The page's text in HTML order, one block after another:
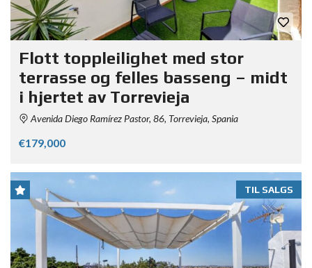
Flott toppleilighet med stor
terrasse og felles basseng – midt
i hjertet av Torrevieja
Avenida Diego Ramírez Pastor, 86, Torrevieja, Spania
€179,000
TIL SALGS